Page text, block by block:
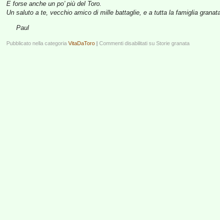
E forse anche un po’ più del Toro.
Un saluto a te, vecchio amico di mille battaglie, e a tutta la famiglia
Paul
Pubblicato nella categoria VitaDaToro | Commenti disabilitati su Storie granata